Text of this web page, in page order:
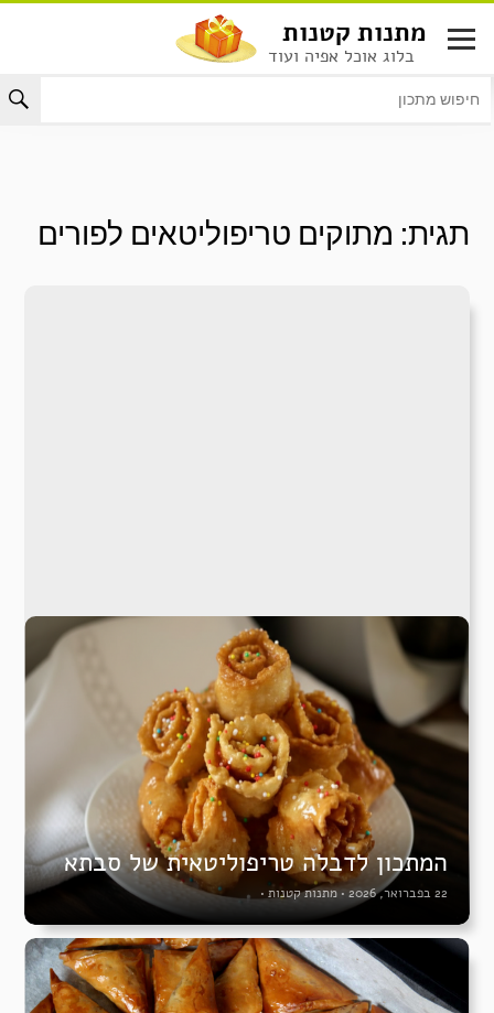
לתוכן
מתנות קטנות
בלוג אוכל אפיה ועוד
תגית: מתוקים טריפוליטאים לפורים
המתכון לדבלה טריפוליטאית של סבתא
22 בפברואר, 2026 •מתנות קטנות •